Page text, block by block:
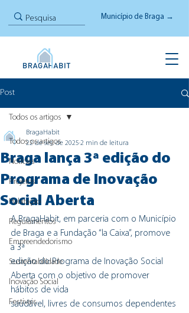
Município de Braga →
Post
Todos os artigos
Notícias
Projetos
Habitação
Regulamentos
Empreendedorismo
Sustentabilidade
Inovação Social
Festivais
Todos os artigos
Braga lança 3ª edição do
Programa de Inovação
Social Aberta
BragaHabit
22 de set. de 2025 2 min de leitura
A BragaHabit, em parceria com o Município
de Braga e a Fundação “la Caixa”, promove
a 3ª
edição do Programa de Inovação Social
Aberta com o objetivo de promover
hábitos de vida
saudável, livres de consumos dependentes